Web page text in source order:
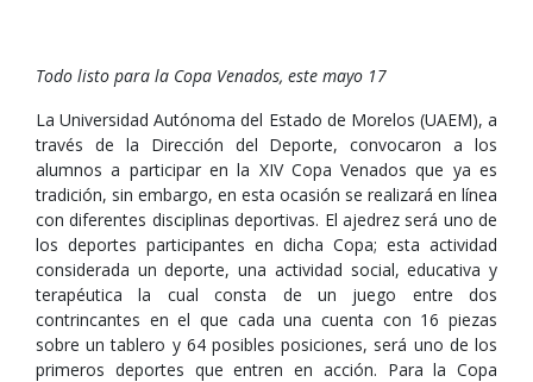
Todo listo para la Copa Venados, este mayo 17
La Universidad Autónoma del Estado de Morelos (UAEM), a
través de la Dirección del Deporte, convocaron a los
alumnos a participar en la XIV Copa Venados que ya es
tradición, sin embargo, en esta ocasión se realizará en línea
con diferentes disciplinas deportivas. El ajedrez será uno de
los deportes participantes en dicha Copa; esta actividad
considerada un deporte, una actividad social, educativa y
terapéutica la cual consta de un juego entre dos
contrincantes en el que cada una cuenta con 16 piezas
sobre un tablero y 64 posibles posiciones, será uno de los
primeros deportes que entren en acción. Para la Copa